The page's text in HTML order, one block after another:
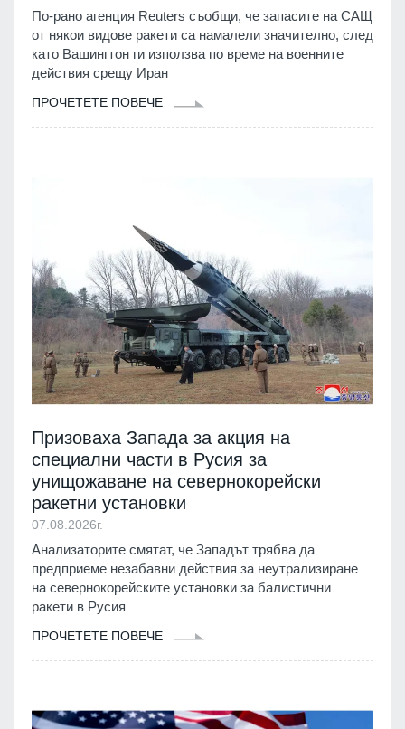
По-рано агенция Reuters съобщи, че запасите на САЩ
от някои видове ракети са намалели значително, след
като Вашингтон ги използва по време на военните
действия срещу Иран
ПРОЧЕТЕТЕ ПОВЕЧЕ
Призоваха Запада за акция на
специални части в Русия за
унищожаване на севернокорейски
ракетни установки
07.08.2026г.
Анализаторите смятат, че Западът трябва да
предприеме незабавни действия за неутрализиране
на севернокорейските установки за балистични
ракети в Русия
ПРОЧЕТЕТЕ ПОВЕЧЕ